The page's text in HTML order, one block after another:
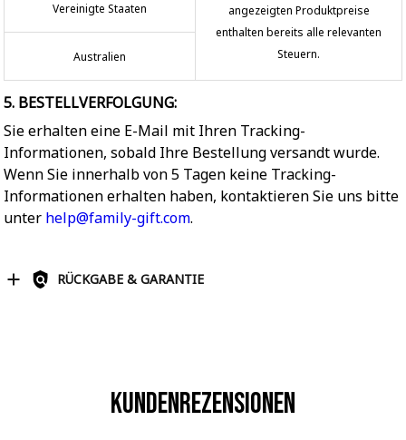
angezeigten Produktpreise
enthalten bereits alle relevanten
Steuern.
Vereinigte Staaten
Australien
5. BESTELLVERFOLGUNG:
Sie erhalten eine E-Mail mit Ihren Tracking-
Informationen, sobald Ihre Bestellung versandt wurde.
Wenn Sie innerhalb von 5 Tagen keine Tracking-
Informationen erhalten haben, kontaktieren Sie uns bitte
unter help@family-gift.com.
RÜCKGABE & GARANTIE
Kundenrezensionen